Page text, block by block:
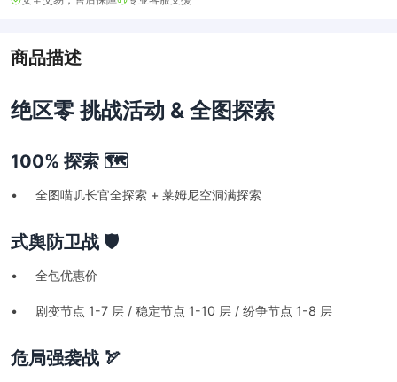
商品描述
绝区零 挑战活动 & 全图探索
100% 探索 🗺️
• 全图喵叽长官全探索 + 莱姆尼空洞满探索
式舆防卫战 🛡️
• 全包优惠价
• 剧变节点 1-7 层 / 稳定节点 1-10 层 / 纷争节点 1-8 层
危局强袭战 🏹